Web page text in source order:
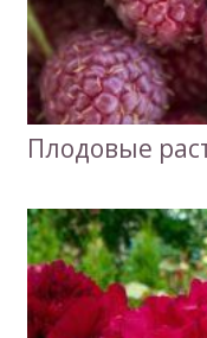
Плодовые